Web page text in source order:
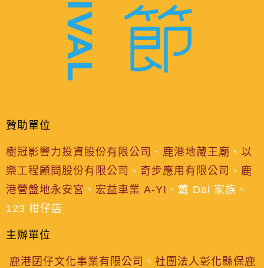
贊助單位
樹冠影響力投資股份有限公司 、 鹿港地藏王廟 、 以
樂工程顧問股份有限公司 、 奇步應用有限公司 、 鹿
港營盤地永安宮 、 宏益車業 A-YI 、戴 Dai 家族、
123 柑仔店
主辦單位
鹿港囝仔文化事業有限公司 、 社團法人彰化縣保鹿